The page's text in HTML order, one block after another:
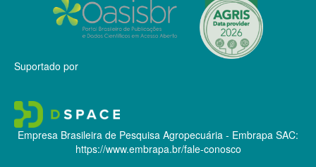
Suportado por
Empresa Brasileira de Pesquisa Agropecuária - Embrapa SAC:
https://www.embrapa.br/fale-conosco